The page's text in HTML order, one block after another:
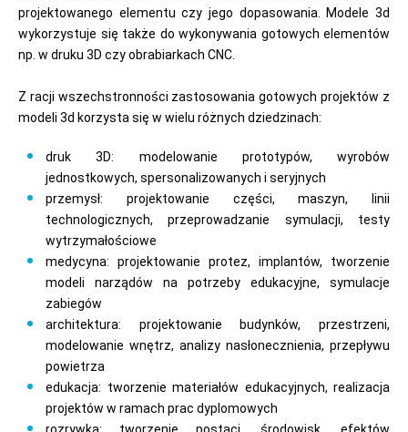
projektowanego elementu czy jego dopasowania. Modele 3d
wykorzystuje się także do wykonywania gotowych elementów
np. w druku 3D czy obrabiarkach CNC.
Z racji wszechstronności zastosowania gotowych projektów z
modeli 3d korzysta się w wielu różnych dziedzinach:
druk 3D: modelowanie prototypów, wyrobów
jednostkowych, spersonalizowanych i seryjnych
przemysł: projektowanie części, maszyn, linii
technologicznych, przeprowadzanie symulacji, testy
wytrzymałościowe
medycyna: projektowanie protez, implantów, tworzenie
modeli narządów na potrzeby edukacyjne, symulacje
zabiegów
architektura: projektowanie budynków, przestrzeni,
modelowanie wnętrz, analizy nasłonecznienia, przepływu
powietrza
edukacja: tworzenie materiałów edukacyjnych, realizacja
projektów w ramach prac dyplomowych